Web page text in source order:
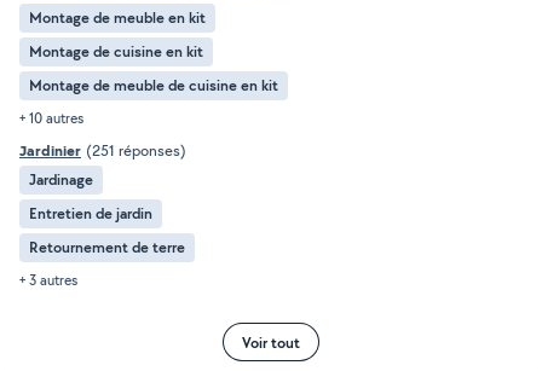
Montage de meuble en kit
Montage de cuisine en kit
Montage de meuble de cuisine en kit
+ 10 autres
Jardinier (251 réponses)
Jardinage
Entretien de jardin
Retournement de terre
+ 3 autres
Voir tout